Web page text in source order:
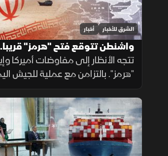
الشرق للأخبار أخبار
واشنطن تتوقع فتح "هرمز"
و"الشيوخ" الأميركي يبحث دعم
تتجه الأنظار إلى مفاوضات أميركا
"هرمز". بالتزامن مع عملية للجيش
الحوثيين. وتوقيع السعودية وتركيا
اتفاق مكة الدفاعي. ويناقش
الأميركي مشروع قانون لدعم لبنان.